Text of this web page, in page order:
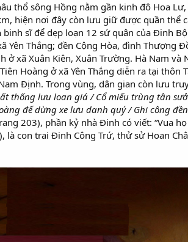
thổ sông Hồng nằm gần kinh đô Hoa
hiện nơi đây còn lưu giữ được quần thể
sĩ để dẹp loạn 12 sứ quân của Đinh
Thắng; đền Cộng Hòa, đình Thượng
xã Xuân Kiên, Xuân Trường. Hà Nam
Hoàng ở xã Yên Thắng diễn ra tại thôn
Định. Trong vùng, dân gian còn lưu
thống lưu loan giá /Cổ miếu trùng tân
đế dừng xe lưu danh quý /Ghi công
203), phần kỷ nhà Đinh có viết: “Vua
con trai Đinh Công Trứ, thử sử Hoan